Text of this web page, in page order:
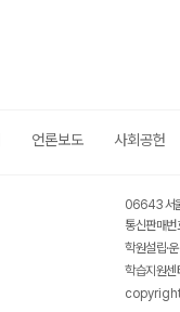
언론보도 사회공헌
06643 서
통신판매
학원설립·
학습지원